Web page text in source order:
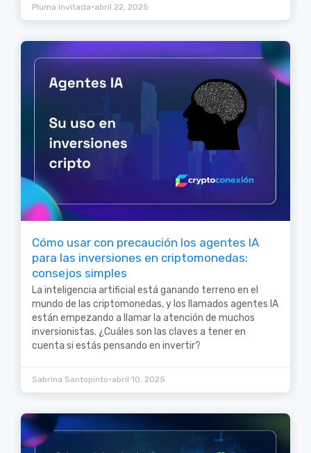
Pluma Invitada•abril 22, 2025
Cómo usar con precaución los agentes IA
para las inversiones en criptomonedas:
consejos simples
La inteligencia artificial está ganando terreno en el
mundo de las criptomonedas, y los llamados agentes IA
están empezando a llamar la atención de muchos
inversionistas. ¿Cuáles son las claves a tener en
cuenta si estás pensando en invertir?
Sabrina Santopinto•abril 10, 2025